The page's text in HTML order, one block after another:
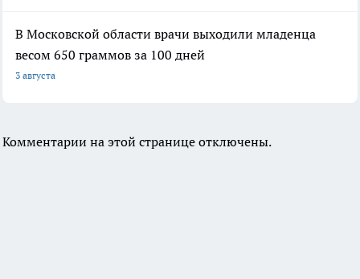
В Московской области врачи выходили младенца
весом 650 граммов за 100 дней
3 августа
Комментарии на этой странице отключены.